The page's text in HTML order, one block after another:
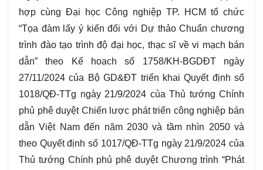
hợp cùng Đại học Công nghiệp TP. HCM tổ chức
“Tọa đàm lấy ý kiến đối với Dự thảo Chuẩn chương
trình đào tạo trình độ đại học, thạc sĩ về vi mạch bán
dẫn” theo Kế hoạch số 1758/KH-BGDĐT ngày
27/11/2024 của Bộ GD&ĐT triển khai Quyết định số
1018/QĐ-TTg ngày 21/9/2024 của Thủ tướng Chính
phủ phê duyệt Chiến lược phát triển công nghiệp bán
dẫn Việt Nam đến năm 2030 và tầm nhìn 2050 và
theo Quyết định số 1017/QĐ-TTg ngày 21/9/2024 của
Thủ tướng Chính phủ phê duyệt Chương trình “Phát